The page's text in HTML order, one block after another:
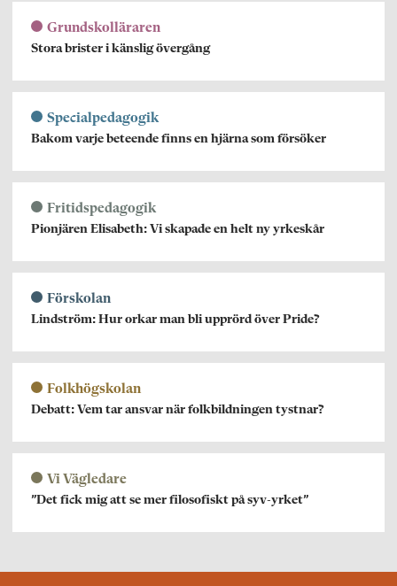
Grundskolläraren
Stora brister i känslig övergång
Specialpedagogik
Bakom varje beteende finns en hjärna som försöker
Fritidspedagogik
Pionjären Elisabeth: Vi skapade en helt ny yrkeskår
Förskolan
Lindström: Hur orkar man bli upprörd över Pride?
Folkhögskolan
Debatt: Vem tar ansvar när folkbildningen tystnar?
Vi Vägledare
”Det fick mig att se mer filosofiskt på syv-yrket”